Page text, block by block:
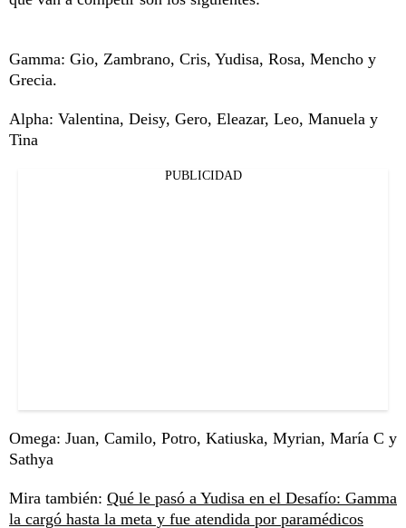
Gamma: Gio, Zambrano, Cris, Yudisa, Rosa, Mencho y
Grecia.
Alpha: Valentina, Deisy, Gero, Eleazar, Leo, Manuela y
Tina
PUBLICIDAD
Omega: Juan, Camilo, Potro, Katiuska, Myrian, María C y
Sathya
Mira también: Qué le pasó a Yudisa en el Desafío: Gamma
la cargó hasta la meta y fue atendida por paramédicos